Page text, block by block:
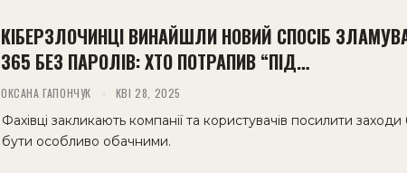
КІБЕРЗЛОЧИНЦІ ВИНАЙШЛИ НОВИЙ СПОСІБ
365 БЕЗ ПАРОЛІВ: ХТО ПОТРАПИВ “ПІД…
ОКСАНА ГАПОНЧУК КВІ 28, 2025
Фахівці закликають компанії та користувачів посилити
бути особливо обачними.